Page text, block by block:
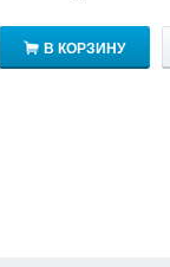
В КОРЗИНУ